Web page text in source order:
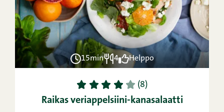
15min 4 Helppo
1 2 3 4 5 (8)
Raikas veriappelsiini-kanasalaatti